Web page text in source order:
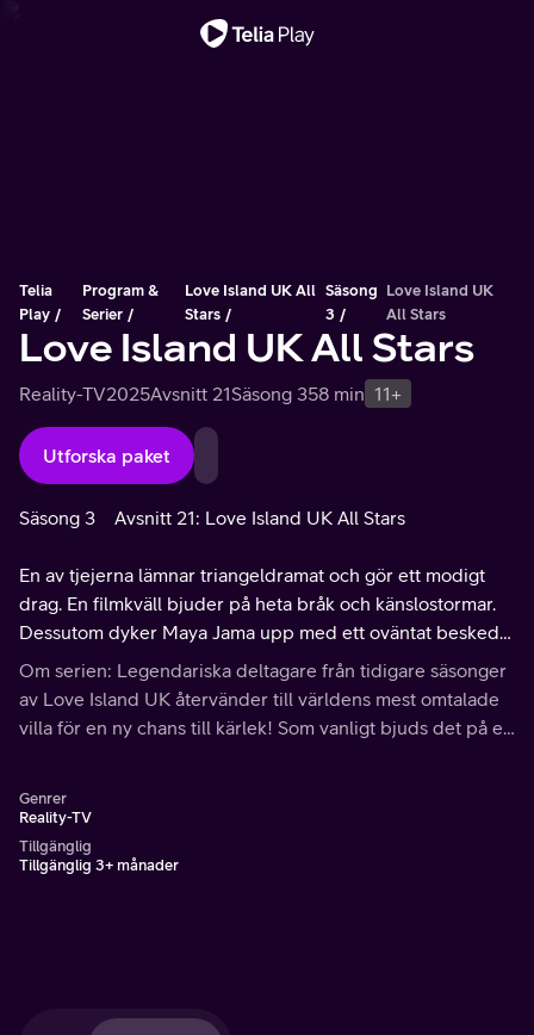
Telia
Play
Program &
Serier
Love Island UK All
Stars
Säsong
3
Love Island UK
All Stars
Love Island UK All Stars
Reality-TV2025Avsnitt 21Säsong 358 min 11+
Utforska paket
Säsong 3 Avsnitt 21: Love Island UK All Stars
En av tjejerna lämnar triangeldramat och gör ett modigt
drag. En filmkväll bjuder på heta bråk och känslostormar.
Dessutom dyker Maya Jama upp med ett oväntat besked
som chockar alla.
Om serien: Legendariska deltagare från tidigare säsonger
av Love Island UK återvänder till världens mest omtalade
villa för en ny chans till kärlek! Som vanligt bjuds det på en
Genrer
Reality-TV
Tillgänglig
Tillgänglig 3+ månader